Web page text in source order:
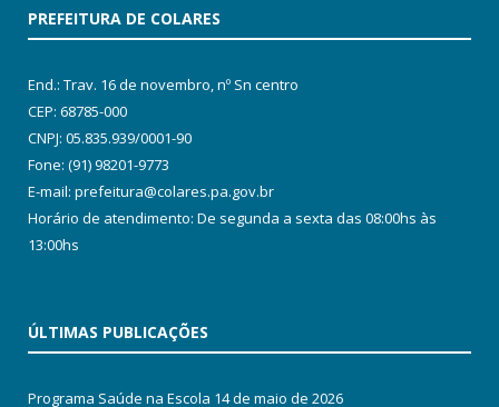
PREFEITURA DE COLARES
End.: Trav. 16 de novembro, nº Sn centro
CEP: 68785-000
CNPJ: 05.835.939/0001-90
Fone: (91) 98201-9773
E-mail: prefeitura@colares.pa.gov.br
Horário de atendimento: De segunda a sexta das 08:00hs às
13:00hs
ÚLTIMAS PUBLICAÇÕES
Programa Saúde na Escola 14 de maio de 2026